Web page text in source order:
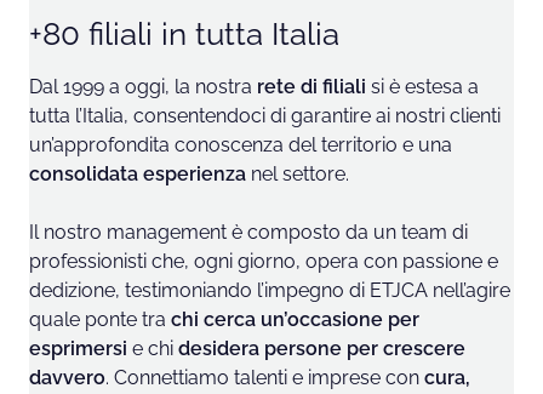
+80 filiali in tutta Italia
Dal 1999 a oggi, la nostra rete di filiali si è estesa a
tutta l’Italia, consentendoci di garantire ai nostri clienti
un’approfondita conoscenza del territorio e una
consolidata esperienza nel settore.
Il nostro management è composto da un team di
professionisti che, ogni giorno, opera con passione e
dedizione, testimoniando l’impegno di ETJCA nell’agire
quale ponte tra chi cerca un’occasione per
esprimersi e chi desidera persone per crescere
davvero. Connettiamo talenti e imprese con cura,